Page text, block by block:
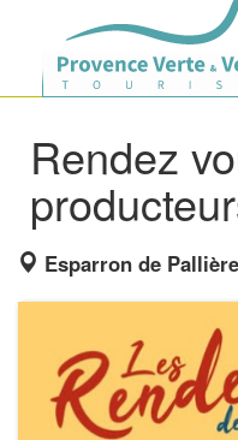
Rendez
Esparron de